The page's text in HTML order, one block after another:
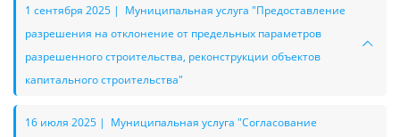
1 сентября 2025 | Муниципальная услуга "Предоставление
разрешения на отклонение от предельных параметров
разрешенного строительства, реконструкции объектов
капитального строительства"
16 июля 2025 | Муниципальная услуга "Согласование